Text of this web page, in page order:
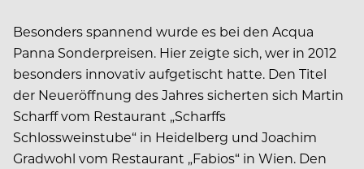
Besonders spannend wurde es bei den Acqua
Panna Sonderpreisen. Hier zeigte sich, wer in 2012
besonders innovativ aufgetischt hatte. Den Titel
der Neueröffnung des Jahres sicherten sich Martin
Scharff vom Restaurant „Scharffs
Schlossweinstube“ in Heidelberg und Joachim
Gradwohl vom Restaurant „Fabios“ in Wien. Den